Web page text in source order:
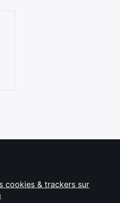
cookies & trackers sur